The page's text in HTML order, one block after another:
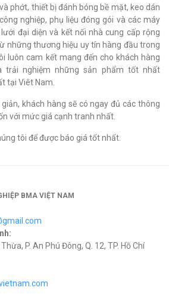
phớt, thiết bị đánh bóng bề mặt, keo dán
nghiệp, phụ liệu đóng gói và các máy
đại diện và kết nối nhà cung cấp rộng
những thương hiệu uy tín hàng đầu trong
luôn cam kết mang đến cho khách hàng
trải nghiệm những sản phẩm tốt nhất
tại Viêt Nam.
khách hàng sẽ có ngay đủ các thông
với mức giá cạnh tranh nhất.
tôi để được báo giá tốt nhất.
BMA VIỆT NAM
P. An Phú Đông, Q. 12, TP. Hồ Chí